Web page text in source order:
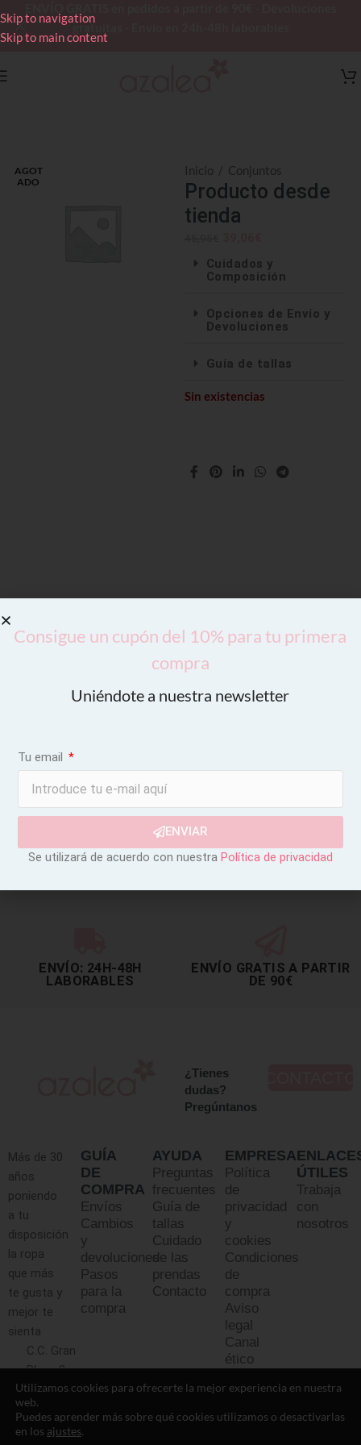
Skip to navigation
Skip to main content
gratuitas - Envío en 24h-48h laborables
AGOT
ADO
Inicio / Conjuntos
Producto desde
tienda
Cuidados y
Composición
Opciones de Envío y
Devoluciones
Guía de tallas
Sin existencias
ENVÍO: 24H-48H
LABORABLES
ENVÍO GRATIS A PARTIR
DE 90€
¿Tienes
dudas?
Pregúntanos
Más de 30
años
poniendo
a tu
disposición
la ropa
que más
te gusta y
mejor te
sienta
C.C. Gran
Plaza 2,
Majadahonda
(Madrid)
91 219
GUÍA
DE
COMPRA
Envíos
Cambios
y
devoluciones
Pasos
para la
compra
AYUDA
Preguntas
frecuentes
Guía de
tallas
Cuidado
de las
prendas
Contacto
EMPRESA
Política
de
privacidad
y
cookies
Condiciones
de
compra
Aviso
legal
Canal
ético
ÚTILES
Trabaja
con
nosotros
Utilizamos cookies para ofrecerte la mejor experiencia en nuestra
web.
Puedes aprender más sobre qué cookies utilizamos o desactivarlas
en los ajustes.
Consigue un cupón del 10% para tu primera
compra
Uniéndote a nuestra newsletter
Tu email
ENVIAR
Se utilizará de acuerdo con nuestra Política de privacidad